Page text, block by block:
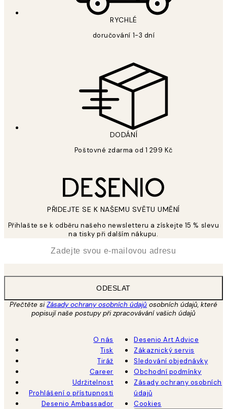
RYCHLÉ
doručování 1-3 dní
DODÁNÍ
Poštovné zdarma od 1 299 Kč
PŘIDEJTE SE K NAŠEMU SVĚTU UMĚNÍ
Přihlašte se k odběru našeho newsletteru a získejte 15 % slevu
na tisky při dalším nákupu.
ODESLAT
Přečtěte siZásady ochrany osobních údajů osobních údajů, které
popisují naše postupy při zpracovávání vašich údajů
O nás
Tisk
Tiráž
Career
Udržitelnost
Prohlášení o přístupnosti
Desenio Ambassador
Desenio Art Advice
Zákaznický servis
Sledování objednávky
Obchodní podmínky
Zásady ochrany osobních
údajů
Cookies